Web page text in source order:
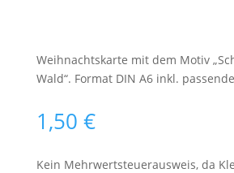
Weihnachtskarte mit dem Motiv
Wald“. Format DIN A6 inkl.
1,50 €
Kein Mehrwertsteuerausweis, da